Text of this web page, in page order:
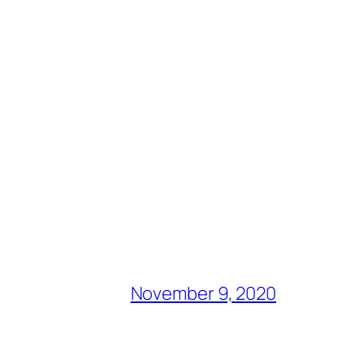
November 9, 2020